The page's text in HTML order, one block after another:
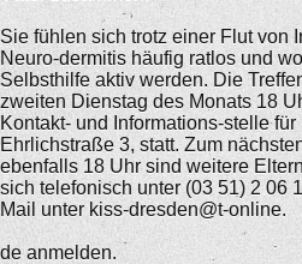
Sie fühlen sich trotz einer Flut von
Neuro-dermitis häufig ratlos und
Selbsthilfe aktiv werden. Die
zweiten Dienstag des Monats 18
Kontakt- und Informations-stelle
Ehrlichstraße 3, statt. Zum
ebenfalls 18 Uhr sind weitere
sich telefonisch unter (03 51) 2 06
Mail unter kiss-dresden@t-online.
de anmelden.